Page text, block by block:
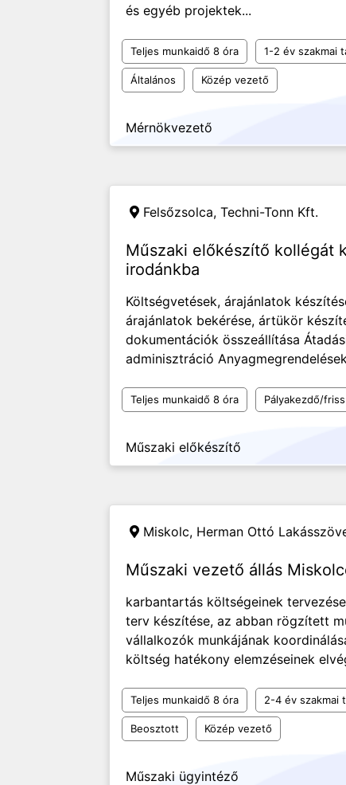
és egyéb projektek...
Teljes munkaidő 8 óra 1-2 év szakmai
Általános Közép vezető
Mérnökvezető
Felsőzsolca, Techni-Tonn Kft.
Műszaki előkészítő kollégát
irodánkba
Költségvetések, árajánlatok
árajánlatok bekérése, ártükör
dokumentációk összeállítása
adminisztráció
Teljes munkaidő 8 óra Pályakezdő/
Műszaki előkészítő
Miskolc, Herman Ottó
Műszaki vezető állás
karbantartás költségeinek
terv készítése, az abban rögzített
vállalkozók munkájának
költség hatékony elemzéseinek
Teljes munkaidő 8 óra 2-4 év szakmai
Beosztott Közép vezető
Műszaki ügyintéző